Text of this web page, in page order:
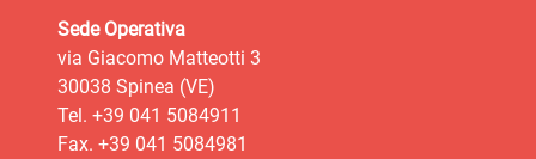
Sede Operativa
via Giacomo Matteotti 3
30038 Spinea (VE)
Tel. +39 041 5084911
Fax. +39 041 5084981